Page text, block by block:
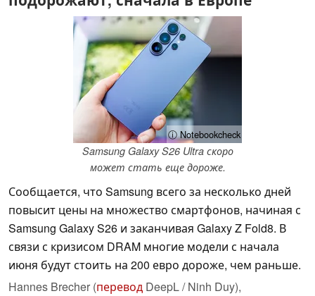
ⓘ Notebookcheck
Samsung Galaxy S26 Ultra скоро
может стать еще дороже.
Сообщается, что Samsung всего за несколько дней
повысит цены на множество смартфонов, начиная с
Samsung Galaxy S26 и заканчивая Galaxy Z Fold8. В
связи с кризисом DRAM многие модели с начала
июня будут стоить на 200 евро дороже, чем раньше.
Hannes Brecher (перевод DeepL / Ninh Duy),